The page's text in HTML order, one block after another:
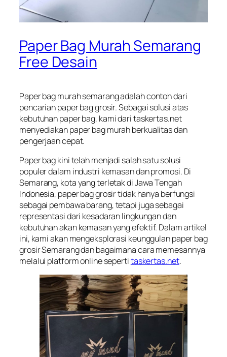
Paper Bag Murah Semarang
Free Desain
Paper bag murah semarang adalah contoh dari
pencarian paper bag grosir. Sebagai solusi atas
kebutuhan paper bag, kami dari taskertas.net
menyediakan paper bag murah berkualitas dan
pengerjaan cepat.
Paper bag kini telah menjadi salah satu solusi
populer dalam industri kemasan dan promosi. Di
Semarang, kota yang terletak di Jawa Tengah
Indonesia, paper bag grosir tidak hanya berfungsi
sebagai pembawa barang, tetapi juga sebagai
representasi dari kesadaran lingkungan dan
kebutuhan akan kemasan yang efektif. Dalam artikel
ini, kami akan mengeksplorasi keunggulan paper bag
grosir Semarang dan bagaimana cara memesannya
melalui platform online sepertitaskertas.net.